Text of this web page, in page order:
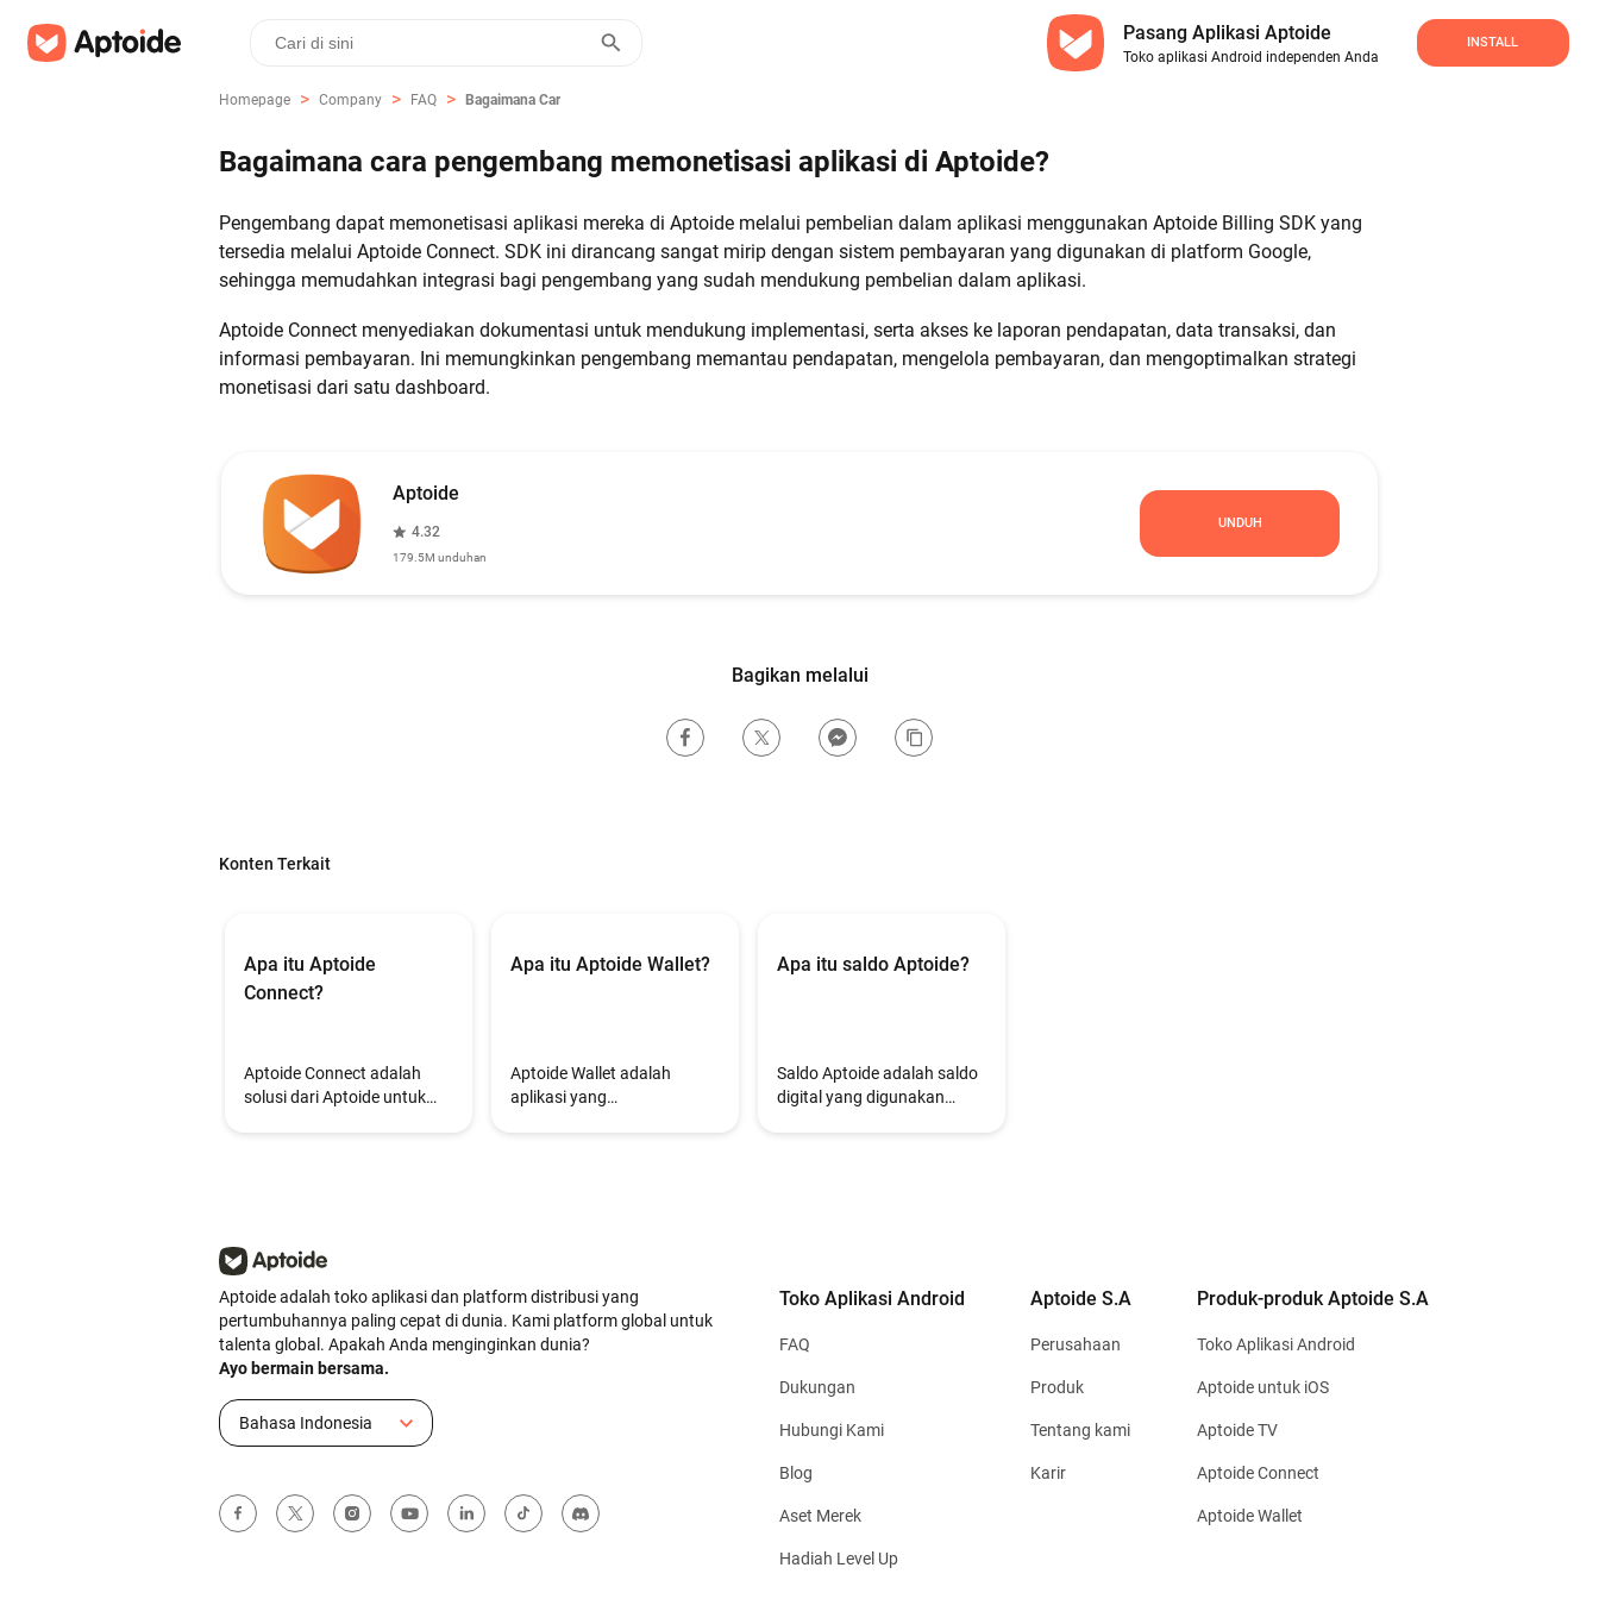
Pasang Aplikasi Aptoide
Toko aplikasi Android independen Anda
INSTALL
Homepage > Company > FAQ > Bagaimana Cara Pengembang Memonetisasi Aplikasi Di Aptoide?
Bagaimana cara pengembang memonetisasi aplikasi di Aptoide?
Pengembang dapat memonetisasi aplikasi mereka di Aptoide melalui pembelian dalam aplikasi menggunakan Aptoide Billing SDK yang
tersedia melalui Aptoide Connect. SDK ini dirancang sangat mirip dengan sistem pembayaran yang digunakan di platform Google,
sehingga memudahkan integrasi bagi pengembang yang sudah mendukung pembelian dalam aplikasi.
Aptoide Connect menyediakan dokumentasi untuk mendukung implementasi, serta akses ke laporan pendapatan, data transaksi, dan
informasi pembayaran. Ini memungkinkan pengembang memantau pendapatan, mengelola pembayaran, dan mengoptimalkan strategi
monetisasi dari satu dashboard.
Aptoide
4.32
179.5M unduhan
UNDUH
Bagikan melalui
Konten Terkait
Apa itu Aptoide
Connect?
Aptoide Connect adalah
solusi dari Aptoide untuk
mereka di berbagai toko
aplikasi alternatif, termasuk
Aptoide, Aptoide Games,
Xiaomi, dan lainnya. Melalui
jaringan ini, pengembang
50 juta pengguna aktif
bulanan di seluruh dunia.
Apa itu Aptoide Wallet?
Aptoide Wallet adalah
aplikasi yang
Apa itu saldo Aptoide?
Saldo Aptoide adalah saldo
digital yang digunakan
Aptoide adalah toko aplikasi dan platform distribusi yang
pertumbuhannya paling cepat di dunia. Kami platform global untuk
talenta global. Apakah Anda menginginkan dunia?
Ayo bermain bersama.
Bahasa Indonesia
Toko Aplikasi Android
FAQ
Dukungan
Hubungi Kami
Blog
Aset Merek
Hadiah Level Up
Aptoide S.A
Perusahaan
Produk
Tentang kami
Karir
Produk-produk Aptoide S.A
Toko Aplikasi Android
Aptoide untuk iOS
Aptoide TV
Aptoide Connect
Aptoide Wallet